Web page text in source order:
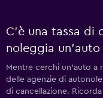
C'è una tassa di
noleggia un'auto
Mentre cerchi un'auto a
delle agenzie di
di cancellazione.